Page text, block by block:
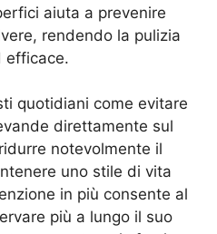
aiuta a prevenire
rendendo la pulizia
efficace.
quotidiani come evitare
direttamente sul
notevolmente il
uno stile di vita
in più consente al
più a lungo il suo